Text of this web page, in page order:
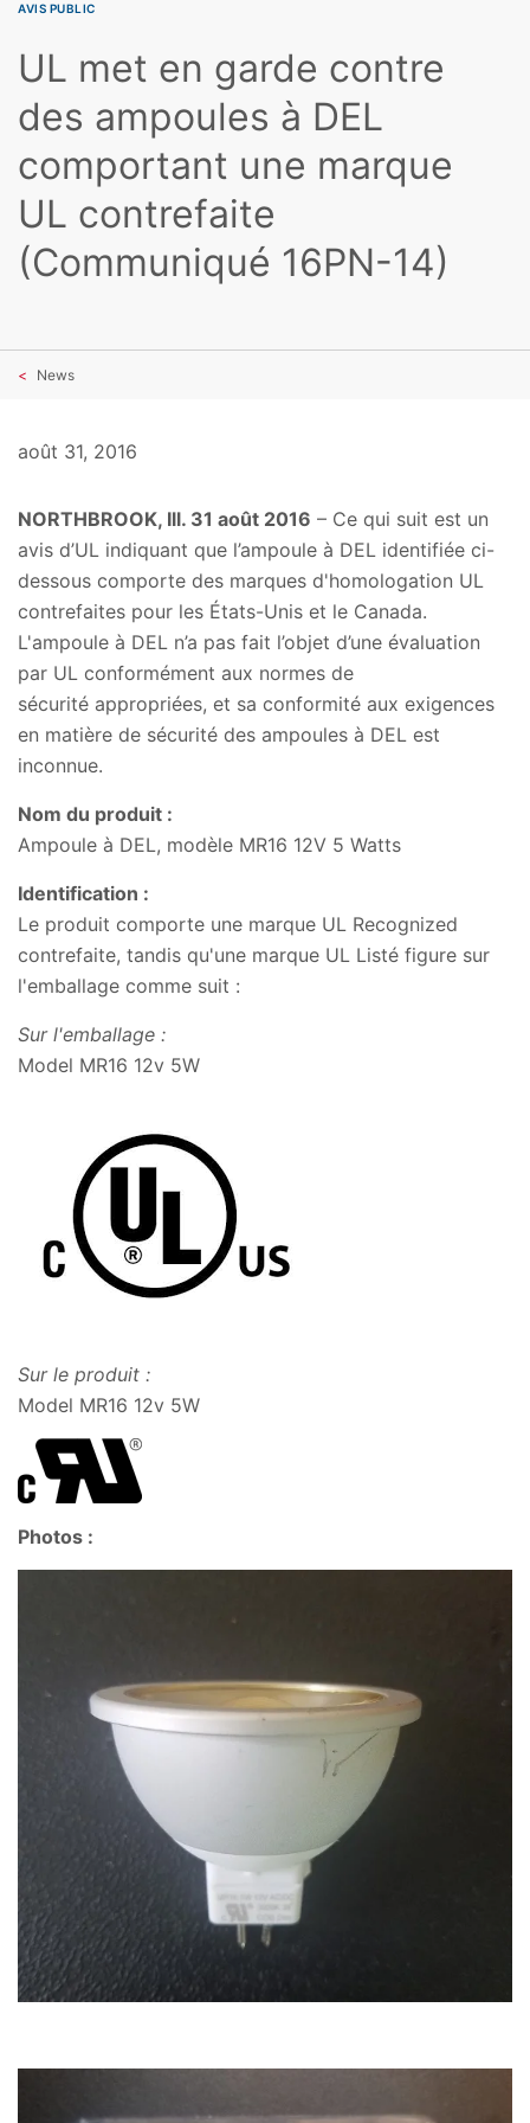
AVIS PUBLIC
UL met en garde contre
des ampoules à DEL
comportant une marque
UL contrefaite
(Communiqué 16PN-14)
News
août 31, 2016
NORTHBROOK, Ill. 31 août 2016 – Ce qui suit est un
avis d’UL indiquant que l’ampoule à DEL identifiée ci-
dessous comporte des marques d'homologation UL
contrefaites pour les États-Unis et le Canada.
L'ampoule à DEL n’a pas fait l’objet d’une évaluation
par UL conformément aux normes de
sécurité appropriées, et sa conformité aux exigences
en matière de sécurité des ampoules à DEL est
inconnue.
Nom du produit :
Ampoule à DEL, modèle MR16 12V 5 Watts
Identification :
Le produit comporte une marque UL Recognized
contrefaite, tandis qu'une marque UL Listé figure sur
l'emballage comme suit :
Sur l'emballage :
Model MR16 12v 5W
Sur le produit :
Model MR16 12v 5W
Photos :